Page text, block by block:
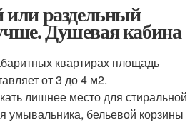
раздельный
Душевая кабина
квартирах площадь
от 3 до 4 м2.
лишнее место для стиральной
умывальника, бельевой корзины